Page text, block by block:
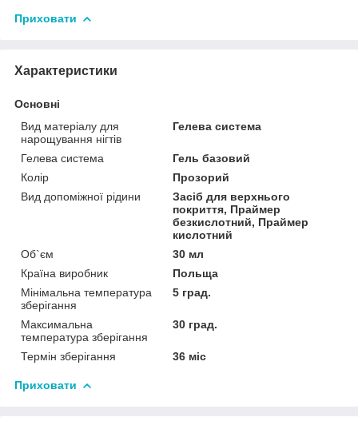
Приховати
Характеристики
Основні
Вид матеріалу для
нарощування нігтів
Гелева система
Гелева система
Гель базовий
Колір
Прозорий
Вид допоміжної рідини
Засіб для верхнього
покриття, Праймер
безкислотний, Праймер
кислотний
Об`єм
30 мл
Країна виробник
Польща
Мінімальна температура
зберігання
5 град.
Максимальна
температура зберігання
30 град.
Термін зберігання 36 міс
Приховати